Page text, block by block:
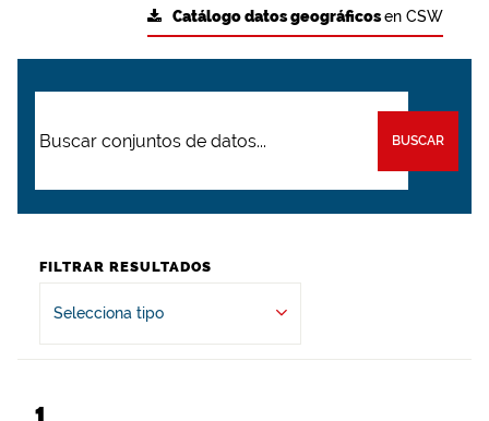
Catálogo datos geográficosen CSW
BUSCAR
FILTRAR RESULTADOS
Selecciona tipo